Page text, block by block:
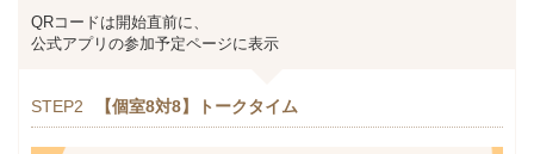
QRコードは開始直前に、
公式アプリの参加予定ページに表示
STEP2 【個室8対8】トークタイム